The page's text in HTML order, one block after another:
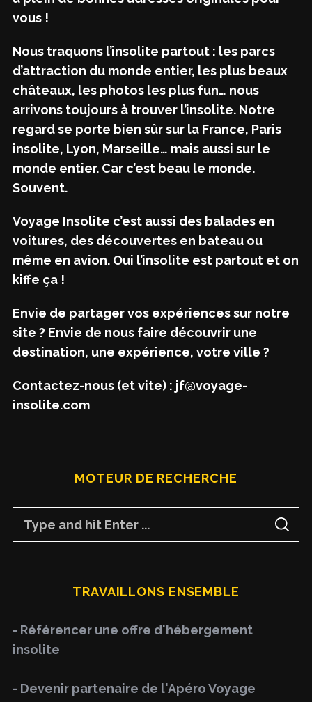
vous !
Nous traquons l’insolite partout : les parcs
d’attraction du monde entier, les plus beaux
châteaux, les photos les plus fun… nous
arrivons toujours à trouver l’insolite. Notre
regard se porte bien sûr sur la France, Paris
insolite, Lyon, Marseille… mais aussi sur le
monde entier. Car c’est beau le monde.
Souvent.
Voyage Insolite c’est aussi des balades en
voitures, des découvertes en bateau ou
même en avion. Oui l’insolite est partout et on
kiffe ça !
Envie de partager vos expériences sur notre
site ? Envie de nous faire découvrir une
destination, une expérience, votre ville ?
Contactez-nous (et vite) : jf@voyage-
insolite.com
MOTEUR DE RECHERCHE
f
o
:
S
A
C
TRAVAILLONS ENSEMBLE
- Référencer une offre d'hébergement
insolite
- Devenir partenaire de l'Apéro Voyage